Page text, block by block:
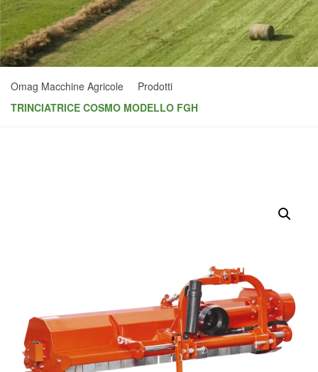
Omag Macchine Agricole
Prodotti
TRINCIATRICE COSMO MODELLO FGH